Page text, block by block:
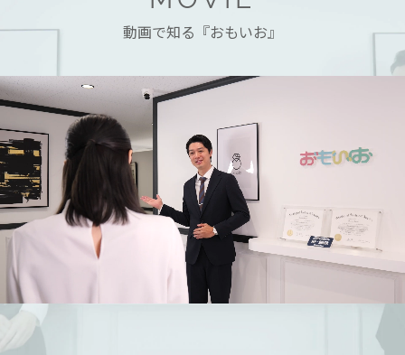
動画で知る『おもいお』